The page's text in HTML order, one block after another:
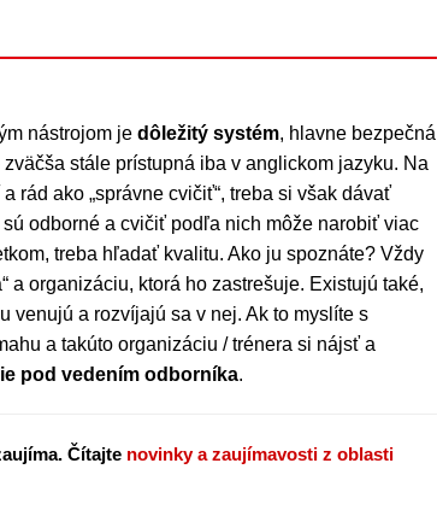
nástrojom je dôležitý systém, hlavne bezpečná
stále prístupná iba v anglickom jazyku. Na
rád ako „správne cvičiť“, treba si však dávať
odborné a cvičiť podľa nich môže narobiť viac
treba hľadať kvalitu. Ako ju spoznáte? Vždy
a organizáciu, ktorá ho zastrešuje. Existujú také,
venujú a rozvíjajú sa v nej. Ak to myslíte s
a takúto organizáciu / trénera si nájsť a
pod vedením odborníka.
Čítajte novinky a zaujímavosti z oblasti